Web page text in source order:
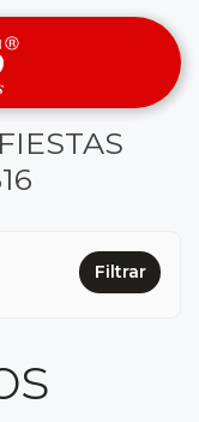
Filtrar